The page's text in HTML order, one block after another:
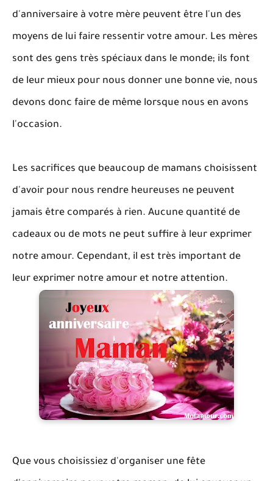
d'anniversaire à votre mère peuvent être l'un des
moyens de lui faire ressentir votre amour. Les mères
sont des gens très spéciaux dans le monde; ils font
de leur mieux pour nous donner une bonne vie, nous
devons donc faire de même lorsque nous en avons
l'occasion.
Les sacrifices que beaucoup de mamans choisissent
d'avoir pour nous rendre heureuses ne peuvent
jamais être comparés à rien. Aucune quantité de
cadeaux ou de mots ne peut suffire à leur exprimer
notre amour. Cependant, il est très important de
leur exprimer notre amour et notre attention.
Que vous choisissiez d'organiser une fête